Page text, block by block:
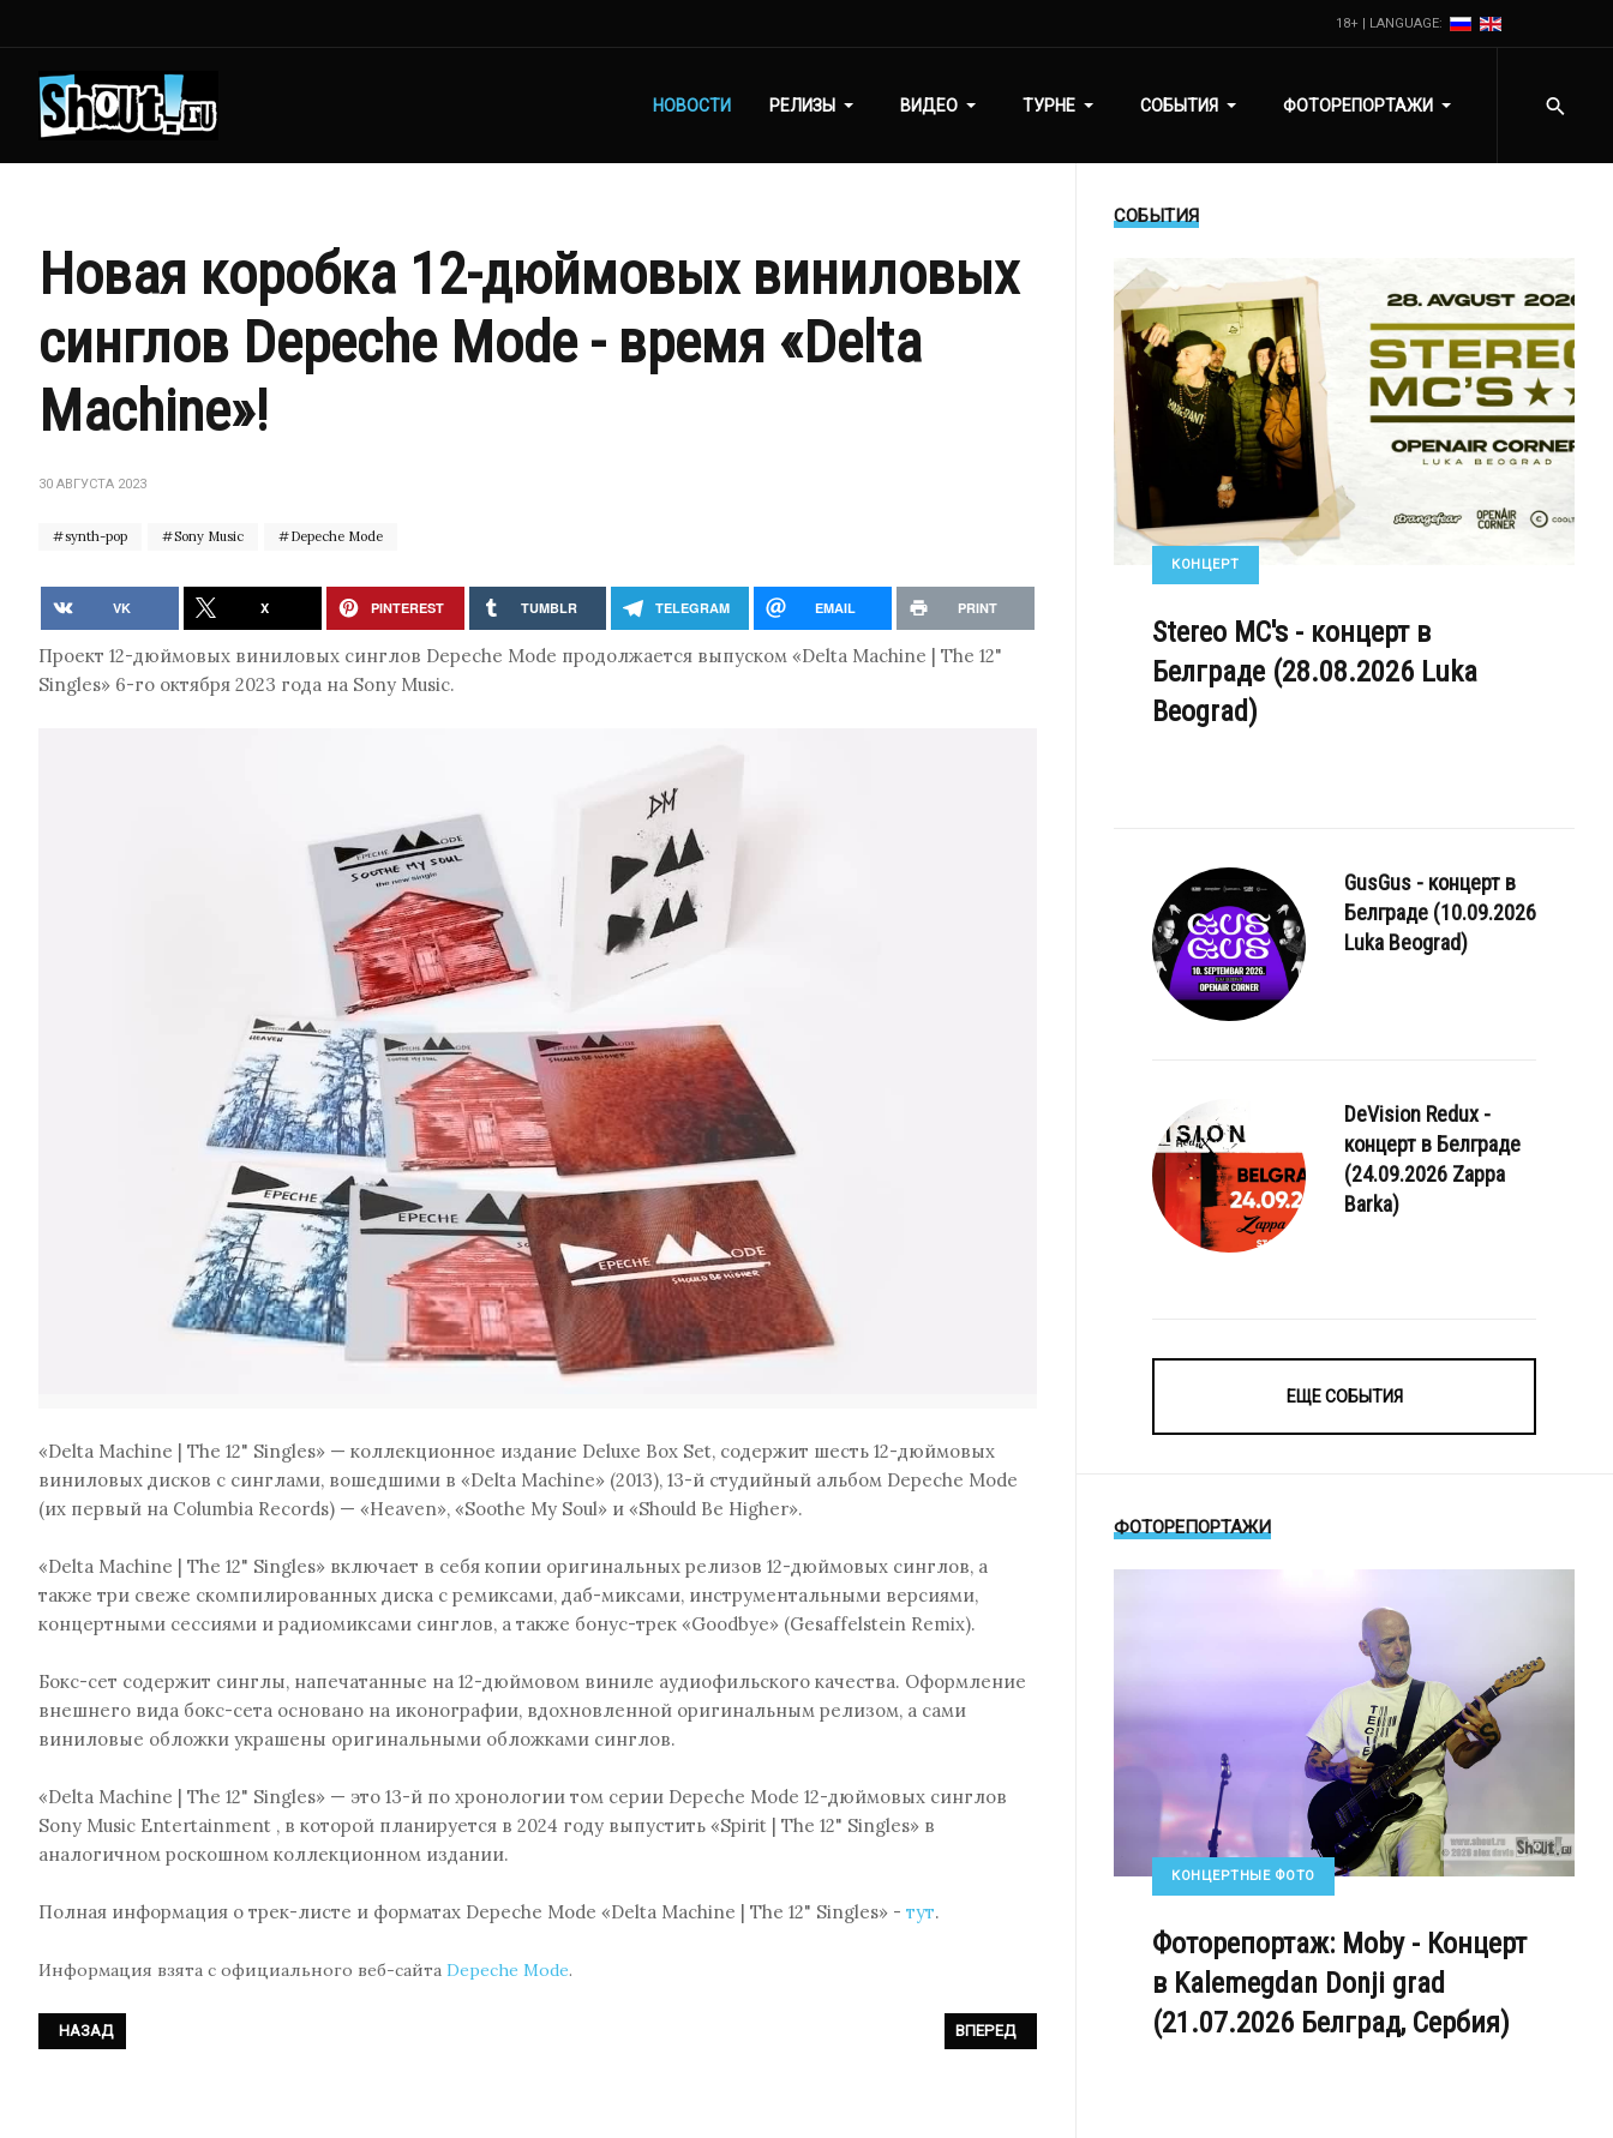
18+ | LANGUAGE:
НОВОСТИ РЕЛИЗЫ ВИДЕО ТУРНЕ СОБЫТИЯ ФОТОРЕПОРТАЖИ
Новая коробка 12-дюймовых виниловых
синглов Depeche Mode - время «Delta
Machine»!
30 АВГУСТА 2023
synth-pop Sony Music Depeche Mode
VK X PINTEREST TUMBLR TELEGRAM EMAIL PRINT
Проект 12-дюймовых виниловых синглов Depeche Mode продолжается выпуском «Delta Machine | The 12"
Singles» 6-го октября 2023 года на Sony Music.
«Delta Machine | The 12" Singles» — коллекционное издание Deluxe Box Set, содержит шесть 12-дюймовых
виниловых дисков с синглами, вошедшими в «Delta Machine» (2013), 13-й студийный альбом Depeche Mode
(их первый на Columbia Records) — «Heaven», «Soothe My Soul» и «Should Be Higher».
«Delta Machine | The 12" Singles» включает в себя копии оригинальных релизов 12-дюймовых синглов, а
также три свеже скомпилированных диска с ремиксами, даб-миксами, инструментальными версиями,
концертными сессиями и радиомиксами синглов, а также бонус-трек «Goodbye» (Gesaffelstein Remix).
Бокс-сет содержит синглы, напечатанные на 12-дюймовом виниле аудиофильского качества. Оформление
внешнего вида бокс-сета основано на иконографии, вдохновленной оригинальным релизом, а сами
виниловые обложки украшены оригинальными обложками синглов.
«Delta Machine | The 12" Singles» — это 13-й по хронологии том серии Depeche Mode 12-дюймовых синглов
Sony Music Entertainment , в которой планируется в 2024 году выпустить «Spirit | The 12" Singles» в
аналогичном роскошном коллекционном издании.
Полная информация о трек-листе и форматах Depeche Mode «Delta Machine | The 12" Singles» - тут.
Информация взята с официального веб-сайта Depeche Mode.
ПРЕДЫДУЩИЙ: DURAN DURAN ГОТОВЫ ВЫПУСТИТЬ ШЕСТНАДЦАТЫЙ СТУДИЙНЫЙ АЛЬБОМ «DANSE MACABRE»
НАЗАД СЛЕДУЮЩИЙ: «*HAPPINESS NOW COMPLETED» И «*HAPPINESS NOW EXTENDED» -
ВПЕРЕД
СОБЫТИЯ
КОНЦЕРТ
Stereo MC's - концерт в
Белграде (28.08.2026 Luka
Beograd)
GusGus - концерт в
Белграде (10.09.2026
Luka Beograd)
DeVision Redux -
концерт в Белграде
(24.09.2026 Zappa
Barka)
ЕЩЕ СОБЫТИЯ
ФОТОРЕПОРТАЖИ
КОНЦЕРТНЫЕ ФОТО
Фоторепортаж: Moby - Концерт
в Kalemegdan Donji grad
(21.07.2026 Белград, Сербия)